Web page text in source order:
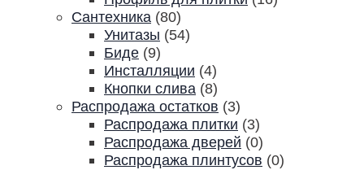
Сантехника (80)
Унитазы (54)
Биде (9)
Инсталляции (4)
Кнопки слива (8)
Распродажа остатков (3)
Распродажа плитки (3)
Распродажа дверей (0)
Распродажа плинтусов (0)